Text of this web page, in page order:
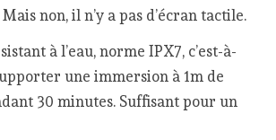
non, il n’y a pas d’écran tactile.
à l’eau, norme IPX7, c’est-à-
une immersion à 1m de
30 minutes. Suffisant pour un